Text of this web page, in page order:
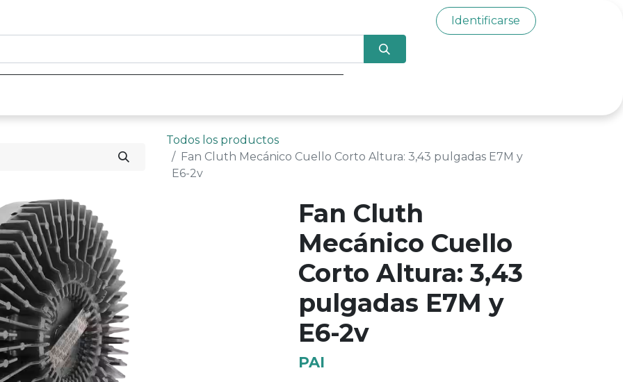
Identificarse
Todos los productos
Fan Cluth Mecánico Cuello Corto Altura: 3,43 pulgadas E7M y
E6-2v
Fan Cluth
Mecánico Cuello
Corto Altura: 3,43
pulgadas E7M y
E6-2v
PAI